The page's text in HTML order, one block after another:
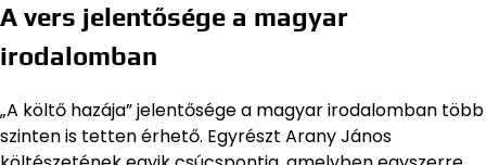
A vers jelentősége a magyar
irodalomban
„A költő hazája” jelentősége a magyar irodalomban több
szinten is tetten érhető. Egyrészt Arany János